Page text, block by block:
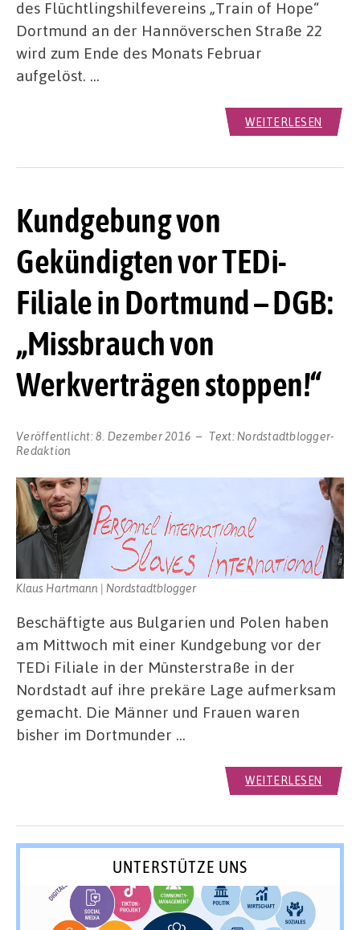
des Flüchtlingshilfevereins „Train of Hope“
Dortmund an der Hannöverschen Straße 22
wird zum Ende des Monats Februar
aufgelöst. …
WEITERLESEN
Kundgebung von
Gekündigten vor TEDi-
Filiale in Dortmund – DGB:
„Missbrauch von
Werkverträgen stoppen!“
Veröffentlicht:8. Dezember 2016 Text: Nordstadtblogger-
Redaktion
Klaus Hartmann | Nordstadtblogger
Beschäftigte aus Bulgarien und Polen haben
am Mittwoch mit einer Kundgebung vor der
TEDi Filiale in der Münsterstraße in der
Nordstadt auf ihre prekäre Lage aufmerksam
gemacht. Die Männer und Frauen waren
bisher im Dortmunder …
WEITERLESEN
UNTERSTÜTZE UNS